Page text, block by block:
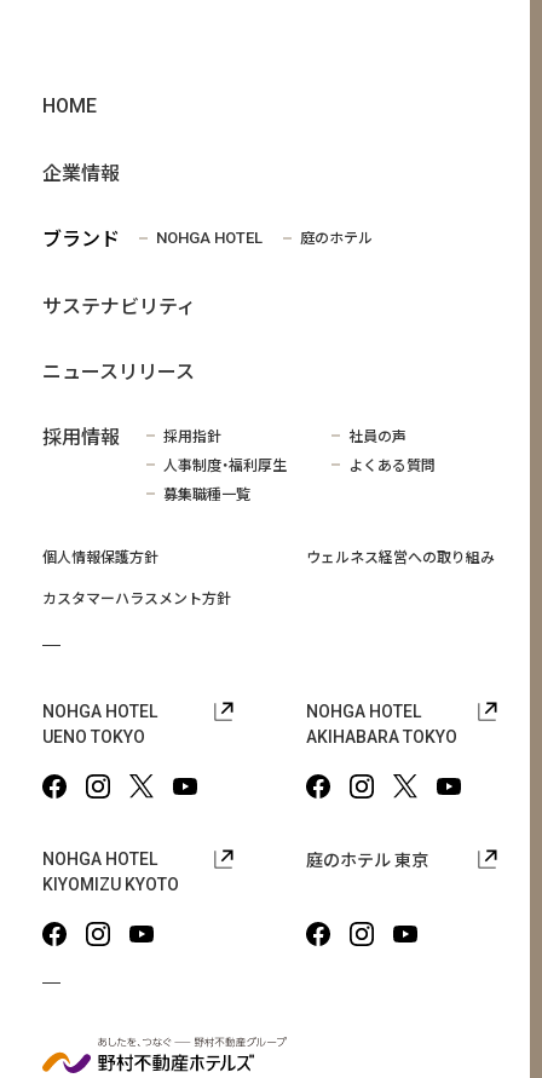
HOME
企業情報
ブランド NOHGA HOTEL 庭のホテル
サステナビリティ
ニュースリリース
採用情報 採用指針
社員の声
人事制度・福利厚生
よくある質問
募集職種一覧
個人情報保護方針
ウェルネス経営への取り組み
カスタマーハラスメント方針
NOHGA HOTEL
UENO TOKYO
NOHGA HOTEL
AKIHABARA TOKYO
NOHGA HOTEL
KIYOMIZU KYOTO
庭のホテル 東京